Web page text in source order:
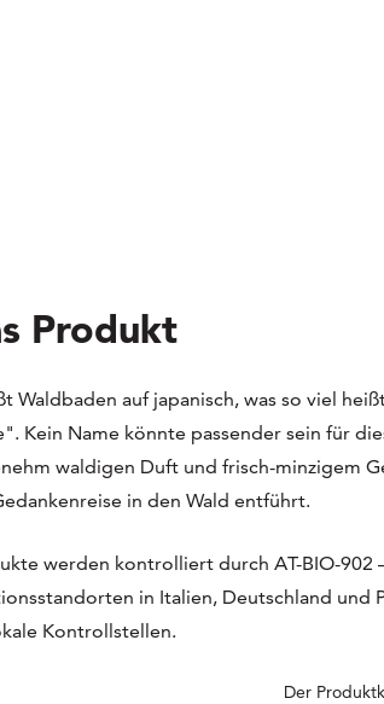
Produkt
Waldbaden auf japanisch, was so viel
Kein Name könnte passender sein für
waldigen Duft und frisch-minzigem
in den Wald entführt.
werden kontrolliert durch AT-BIO-902
in Italien, Deutschland und
Kontrollstellen.
Der